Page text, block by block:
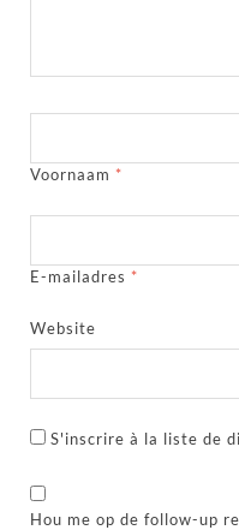
Voornaam *
E-mailadres *
Website
S'inscrire à la liste de
Hou me op de follow-up